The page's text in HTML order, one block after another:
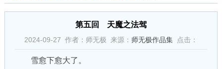
第五回 天魔之法驾
2024-09-27 作者：师无极 来源： 师无极作品集点击：
雪愈下愈大了。